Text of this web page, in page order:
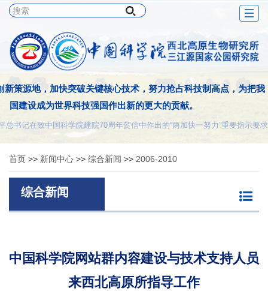
新策源地，加快突破关键核心技术，努力抢占科技制高点，为把我
国建设成为世界科技强国作出新的更大的贡献。
书记在致中国科学院建院70周年贺信中作出的“两加快一努力”重要指示要求
首页 >> 新闻中心 >> 综合新闻 >> 2006-2010
综合新闻
中国科学院网站群内容建设与技术支持人员
来西北高原所指导工作